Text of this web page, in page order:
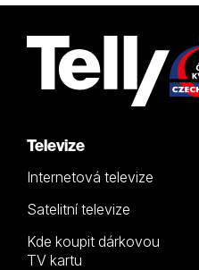
Televize
Internetová televize
Satelitní televize
Kde koupit dárkovou
TV kartu